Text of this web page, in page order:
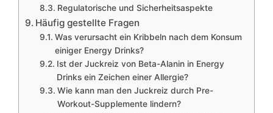
Regulatorische und Sicherheitsaspekte
Häufig gestellte Fragen
Was verursacht ein Kribbeln nach dem Konsum
einiger Energy Drinks?
Ist der Juckreiz von Beta-Alanin in Energy
Drinks ein Zeichen einer Allergie?
Wie kann man den Juckreiz durch Pre-
Workout-Supplemente lindern?